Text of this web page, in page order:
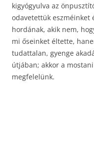
kigyógyulva az
odavetettük eszméinket
hordának, akik nem,
mi őseinket éltette,
tudattalan, gyenge
útjában; akkor a
megfelelünk.